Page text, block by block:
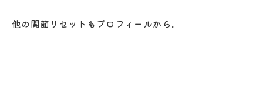
他の関節リセットもプロフィールから。